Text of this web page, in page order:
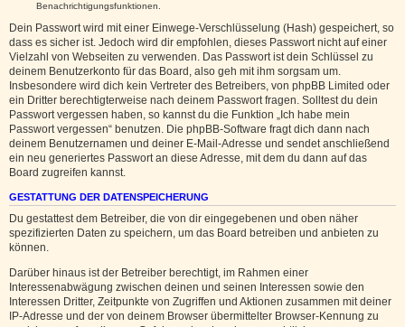
Benachrichtigungsfunktionen.
Dein Passwort wird mit einer Einwege-Verschlüsselung (Hash) gespeichert, so
dass es sicher ist. Jedoch wird dir empfohlen, dieses Passwort nicht auf einer
Vielzahl von Webseiten zu verwenden. Das Passwort ist dein Schlüssel zu
deinem Benutzerkonto für das Board, also geh mit ihm sorgsam um.
Insbesondere wird dich kein Vertreter des Betreibers, von phpBB Limited oder
ein Dritter berechtigterweise nach deinem Passwort fragen. Solltest du dein
Passwort vergessen haben, so kannst du die Funktion „Ich habe mein
Passwort vergessen“ benutzen. Die phpBB-Software fragt dich dann nach
deinem Benutzernamen und deiner E-Mail-Adresse und sendet anschließend
ein neu generiertes Passwort an diese Adresse, mit dem du dann auf das
Board zugreifen kannst.
GESTATTUNG DER DATENSPEICHERUNG
Du gestattest dem Betreiber, die von dir eingegebenen und oben näher
spezifizierten Daten zu speichern, um das Board betreiben und anbieten zu
können.
Darüber hinaus ist der Betreiber berechtigt, im Rahmen einer
Interessenabwägung zwischen deinen und seinen Interessen sowie den
Interessen Dritter, Zeitpunkte von Zugriffen und Aktionen zusammen mit deiner
IP-Adresse und der von deinem Browser übermittelter Browser-Kennung zu